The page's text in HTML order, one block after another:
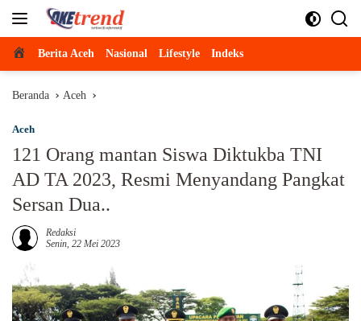
Beranda
Berita Aceh Nasional Lifestyle Indeks
Beranda Aceh
Aceh
121 Orang mantan Siswa Diktukba TNI
AD TA 2023, Resmi Menyandang Pangkat
Sersan Dua..
Redaksi
Senin, 22 Mei 2023